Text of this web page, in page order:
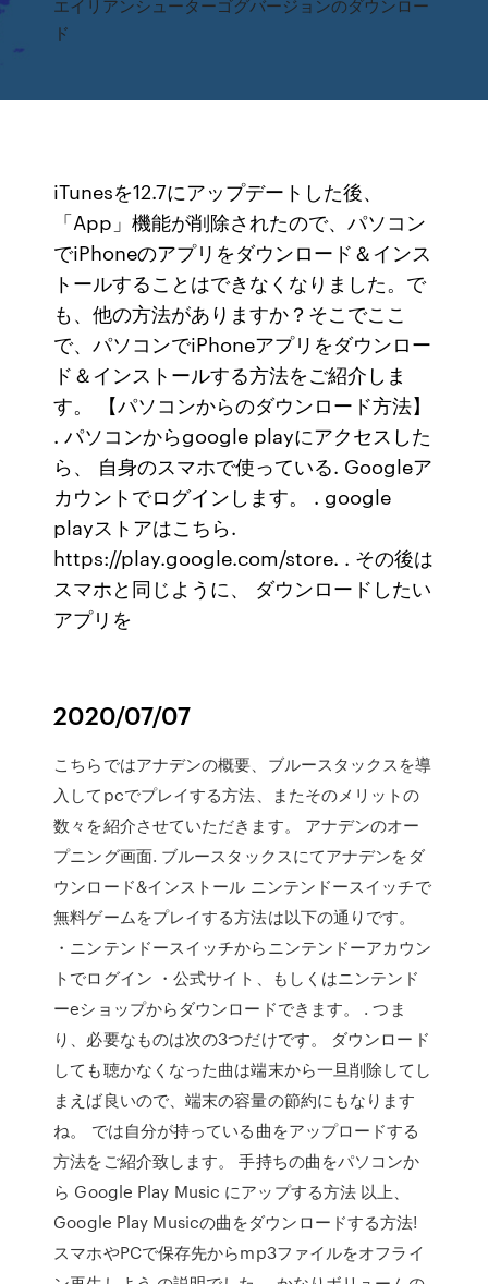
エイリアンシューターゴグバージョンのダウンロー
ド
iTunesを12.7にアップデートした後、
「App」機能が削除されたので、パソコン
でiPhoneのアプリをダウンロード＆インス
トールすることはできなくなりました。で
も、他の方法がありますか？そこでここ
で、パソコンでiPhoneアプリをダウンロー
ド＆インストールする方法をご紹介しま
す。 【パソコンからのダウンロード方法】
. パソコンからgoogle playにアクセスした
ら、 自身のスマホで使っている. Googleア
カウントでログインします。 . google
playストアはこちら.
https://play.google.com/store. . その後は
スマホと同じように、 ダウンロードしたい
アプリを
2020/07/07
こちらではアナデンの概要、ブルースタックスを導
入してpcでプレイする方法、またそのメリットの
数々を紹介させていただきます。 アナデンのオー
プニング画面. ブルースタックスにてアナデンをダ
ウンロード&インストール ニンテンドースイッチで
無料ゲームをプレイする方法は以下の通りです。
・ニンテンドースイッチからニンテンドーアカウン
トでログイン ・公式サイト、もしくはニンテンド
ーeショップからダウンロードできます。 . つま
り、必要なものは次の3つだけです。 ダウンロード
しても聴かなくなった曲は端末から一旦削除してし
まえば良いので、端末の容量の節約にもなります
ね。 では自分が持っている曲をアップロードする
方法をご紹介致します。 手持ちの曲をパソコンか
ら Google Play Music にアップする方法 以上、
Google Play Musicの曲をダウンロードする方法!
スマホやPCで保存先からmp3ファイルをオフライ